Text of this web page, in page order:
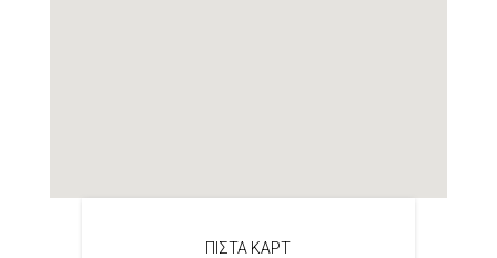
ΠΙΣΤΑ ΚΑΡΤ